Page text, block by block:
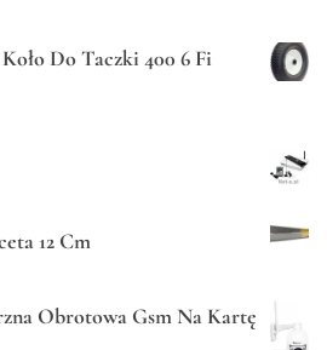
Do Taczki 400 6 Fi
12 Cm
Obrotowa Gsm Na Kartę